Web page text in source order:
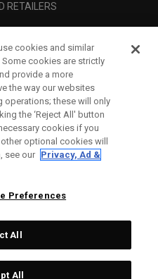
RETAILERS
Brands.
cookies and similar
cookies are strictly
provide a more
the way our websites
operations; these will only
the ‘Reject All' button
cookies if you
optional cookies will
see our Privacy, Ad &
Preferences
All
All